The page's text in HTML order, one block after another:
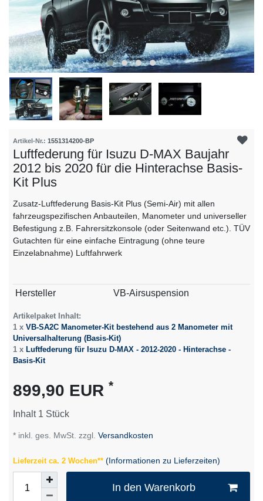
Artikel-Nr.: 1551314200-BP
Luftfederung für Isuzu D-MAX Baujahr
2012 bis 2020 für die Hinterachse Basis-
Kit Plus
Zusatz-Luftfederung Basis-Kit Plus (Semi-Air) mit allen
fahrzeugspezifischen Anbauteilen, Manometer und universeller
Befestigung z.B. Fahrersitzkonsole (oder Seitenwand etc.). TÜV
Gutachten für eine einfache Eintragung (ohne teure
Einzelabnahme) Luftfahrwerk
Technisches
Wert
Hersteller VB-Airsuspension
Artikelpaket Inhalt:
1 x VB-SA2C Manometer-Kit bestehend aus 2 Manometer mit
Universalhalterung (Basis-Kit)
1 x Luftfederung für Isuzu D-MAX - 2012-2020 - Hinterachse -
Basis-Kit
899,90 EUR *
Inhalt 1 Stück
* inkl. ges. MwSt. zzgl. Versandkosten
Lieferzeit ca. 2 Wochen** (Informationen zu Lieferzeiten)
In den Warenkorb